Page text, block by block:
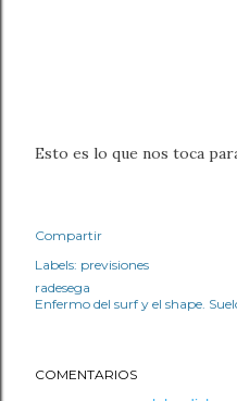
Esto es lo que nos toca
Compartir
Labels: previsiones
radesega
Enfermo del surf y el shape.
COMENTARIOS